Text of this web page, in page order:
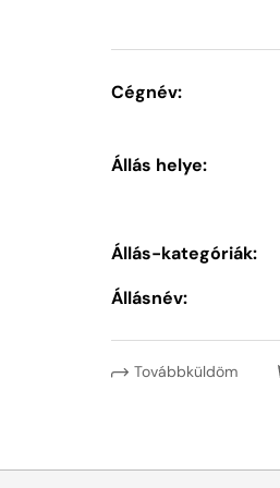
Cégnév:
Állás helye:
Állás-kategóriák:
Állásnév:
Továbbküldöm